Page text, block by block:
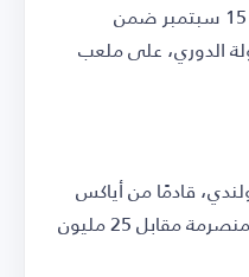
غدًا، استعدادًا لمواجهة الوحدة، 15 سبتمبر ضمن
الدوري، على ملعب
قادمًا من أياكس
في فترة الانتقالات الصيفية المنصرمة مقابل 25 مليون